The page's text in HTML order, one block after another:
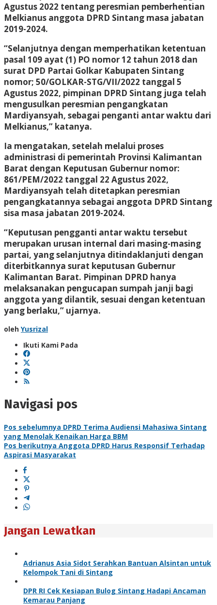
Agustus 2022 tentang peresmian pemberhentian
Melkianus anggota DPRD Sintang masa jabatan
2019-2024.
“Selanjutnya dengan memperhatikan ketentuan
pasal 109 ayat (1) PO nomor 12 tahun 2018 dan
surat DPD Partai Golkar Kabupaten Sintang
nomor; 50/GOLKAR-STG/VII/2022 tanggal 5
Agustus 2022, pimpinan DPRD Sintang juga telah
mengusulkan peresmian pengangkatan
Mardiyansyah, sebagai penganti antar waktu dari
Melkianus,” katanya.
Ia mengatakan, setelah melalui proses
administrasi di pemerintah Provinsi Kalimantan
Barat dengan Keputusan Gubernur nomor:
861/PEM/2022 tanggal 22 Agustus 2022,
Mardiyansyah telah ditetapkan peresmian
pengangkatannya sebagai anggota DPRD Sintang
sisa masa jabatan 2019-2024.
“Keputusan pengganti antar waktu tersebut
merupakan urusan internal dari masing-masing
partai, yang selanjutnya ditindaklanjuti dengan
diterbitkannya surat keputusan Gubernur
Kalimantan Barat. Pimpinan DPRD hanya
melaksanakan pengucapan sumpah janji bagi
anggota yang dilantik, sesuai dengan ketentuan
yang berlaku,” ujarnya.
oleh Yusrizal
Ikuti Kami Pada
Navigasi pos
Pos sebelumnya DPRD Terima Audiensi Mahasiwa Sintang
yang Menolak Kenaikan Harga BBM
Pos berikutnya Anggota DPRD Harus Responsif Terhadap
Aspirasi Masyarakat
Jangan Lewatkan
Adrianus Asia Sidot Serahkan Bantuan Alsintan untuk
Kelompok Tani di Sintang
DPR RI Cek Kesiapan Bulog Sintang Hadapi Ancaman
Kemarau Panjang